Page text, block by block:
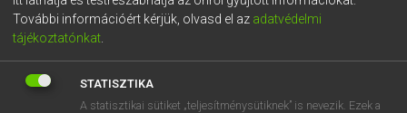
TALÁLATOK
spacecraft
További információért kérjük, olvasd el az adatvédelmi
tájékoztatónkat
STATISZTIKA
A statisztikai sütiket „teljesítménysütiknek” is nevezik. Ezek a
5 6 7 8 9 ö ü ó
j k